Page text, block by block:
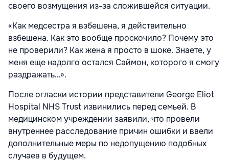
своего возмущения из-за сложившейся ситуации.
«Как медсестра я взбешена, я действительно
взбешена. Как это вообще проскочило? Почему это
не проверили? Как жена я просто в шоке. Знаете, у
меня еще надолго остался Саймон, которого я смогу
раздражать…».
После огласки истории представители George Eliot
Hospital NHS Trust извинились перед семьей. В
медицинском учреждении заявили, что провели
внутреннее расследование причин ошибки и ввели
дополнительные меры по недопущению подобных
случаев в будущем.